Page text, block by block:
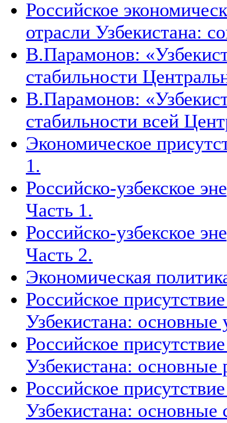
Российское
отрасли Узбекистана:
В.Парамонов:
стабильности
В.Парамонов:
стабильности всей
Экономическое
1.
Российско-узбекское
Часть 1.
Российско-узбекское
Часть 2.
Экономическая
Российское
Узбекистана:
Российское
Узбекистана: основные
Российское
Узбекистана: основные